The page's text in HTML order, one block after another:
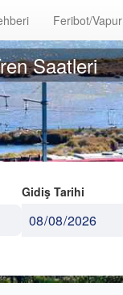
Feribot/Vapur
Saatleri
Gidiş Tarihi